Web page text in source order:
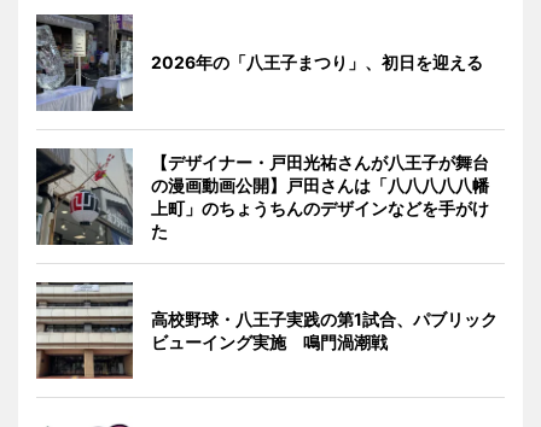
2026年の「八王子まつり」、初日を迎える
【デザイナー・戸田光祐さんが八王子が舞台
の漫画動画公開】戸田さんは「八八八八八幡
上町」のちょうちんのデザインなどを手がけ
た
高校野球・八王子実践の第1試合、パブリック
ビューイング実施 鳴門渦潮戦